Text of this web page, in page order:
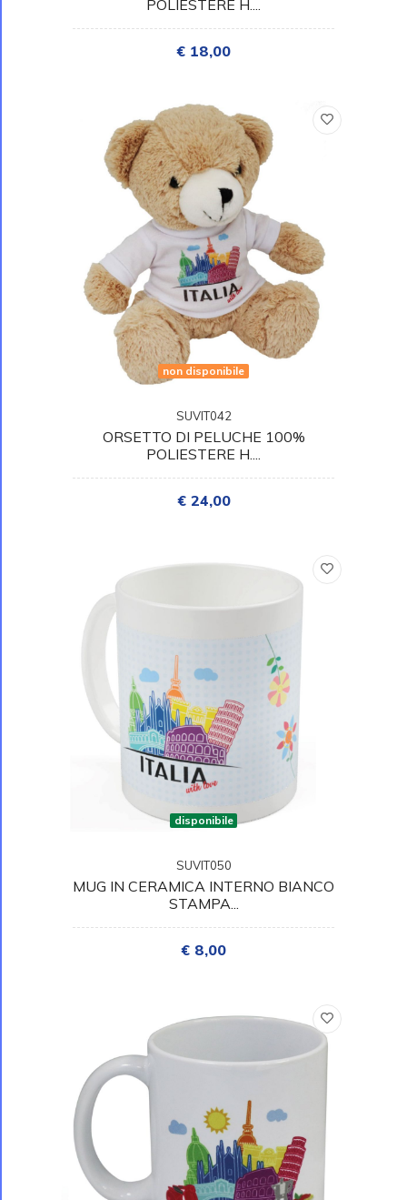
POLIESTERE H....
€ 18,00
non disponibile
SUVIT042
ORSETTO DI PELUCHE 100%
POLIESTERE H....
€ 24,00
disponibile
SUVIT050
MUG IN CERAMICA INTERNO BIANCO
STAMPA...
€ 8,00